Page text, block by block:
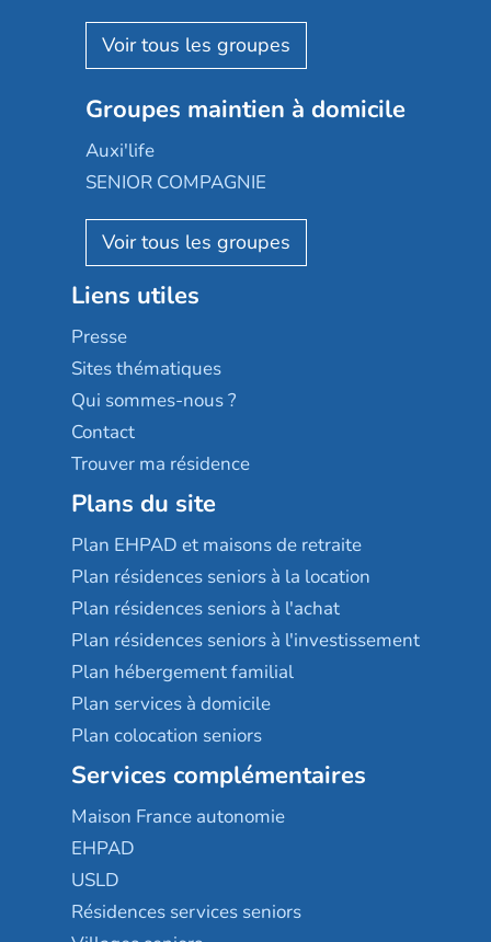
Aquarelia
Nexity edenea
Les jardins d'Arcadie
Occitalia
Appartseniors
Reseda
Stella management
Les villages d'or
Sérénys
Résidences services Villa Médicis
Korian
Emera
Groupe SOS
Le Noble Âge
Almage
Résidalya
Groupe aplus
Groupes maintien à domicile
Auxi'life
SENIOR COMPAGNIE
AGE D'OR Services
Liens utiles
Presse
Sites thématiques
Qui sommes-nous ?
Contact
Trouver ma résidence
Plans du site
Plan EHPAD et maisons de retraite
Plan résidences seniors à la location
Plan résidences seniors à l'achat
Plan résidences seniors à l'investissement
Plan hébergement familial
Plan services à domicile
Plan colocation seniors
Services complémentaires
Maison France autonomie
EHPAD
USLD
Résidences services seniors